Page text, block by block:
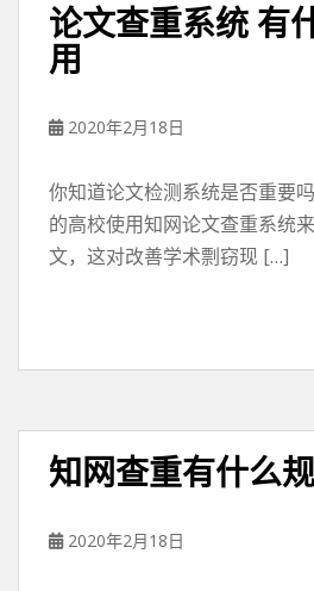
论文查重系统 有
用
2020年2月18日
你知道论文检测系统是否重要
的高校使用知网论文查重系统
文，这对改善学术剽窃现 […]
知网查重有什么
2020年2月18日